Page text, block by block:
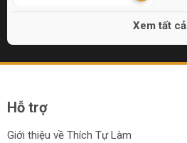
Xem tất cả
Hỗ trợ
Giới thiệu về Thích Tự Làm